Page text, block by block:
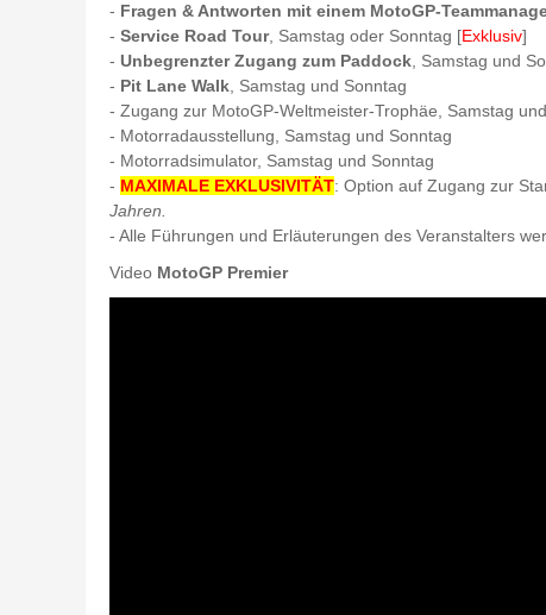
- Fragen & Antworten mit einem MotoGP-
- Service Road Tour, Samstag oder Sonntag [Exklusiv]
- Unbegrenzter Zugang zum Paddock , Samstag und
- Pit Lane Walk , Samstag und Sonntag
- Zugang zur MotoGP-Weltmeister-Trophäe, Samstag
- Motorradausstellung, Samstag und Sonntag
- Motorradsimulator, Samstag und Sonntag
- MAXIMALE EXKLUSIVITÄT: Option auf Zugang zur
Jahren.
- Alle Führungen und Erläuterungen des Veranstalters
Video MotoGP Premier